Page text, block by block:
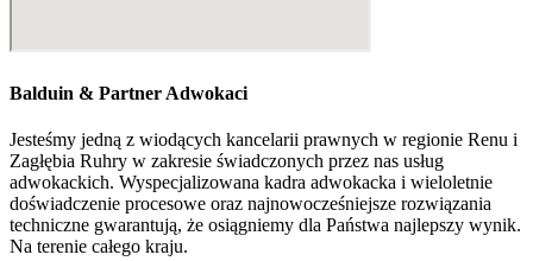
Balduin & Partner Adwokaci
Jesteśmy jedną z wiodących kancelarii prawnych w regionie Renu i
Zagłębia Ruhry w zakresie świadczonych przez nas usług
adwokackich. Wyspecjalizowana kadra adwokacka i wieloletnie
doświadczenie procesowe oraz najnowocześniejsze rozwiązania
techniczne gwarantują, że osiągniemy dla Państwa najlepszy wynik.
Na terenie całego kraju.